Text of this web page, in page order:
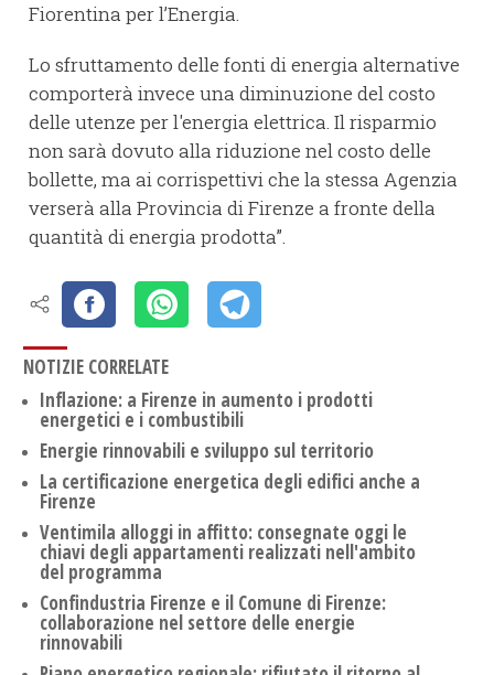
Fiorentina per l’Energia.
Lo sfruttamento delle fonti di energia alternative
comporterà invece una diminuzione del costo
delle utenze per l'energia elettrica. Il risparmio
non sarà dovuto alla riduzione nel costo delle
bollette, ma ai corrispettivi che la stessa Agenzia
verserà alla Provincia di Firenze a fronte della
quantità di energia prodotta”.
NOTIZIE CORRELATE
Inflazione: a Firenze in aumento i prodotti
energetici e i combustibili
Energie rinnovabili e sviluppo sul territorio
La certificazione energetica degli edifici anche a
Firenze
Ventimila alloggi in affitto: consegnate oggi le
chiavi degli appartamenti realizzati nell'ambito
del programma
Confindustria Firenze e il Comune di Firenze:
collaborazione nel settore delle energie
rinnovabili